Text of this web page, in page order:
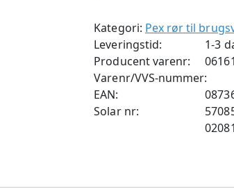
Kategori: Pex rør til
Leveringstid:
1-3
Producent varenr:
Varenr/VVS-nummer:
EAN:
Solar nr: